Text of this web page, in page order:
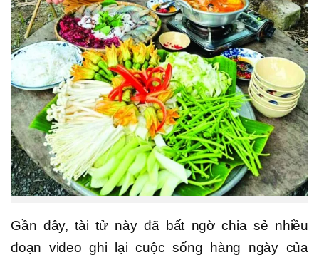
Gần đây, tài tử này đã bất ngờ chia sẻ nhiều
đoạn video ghi lại cuộc sống hàng ngày của